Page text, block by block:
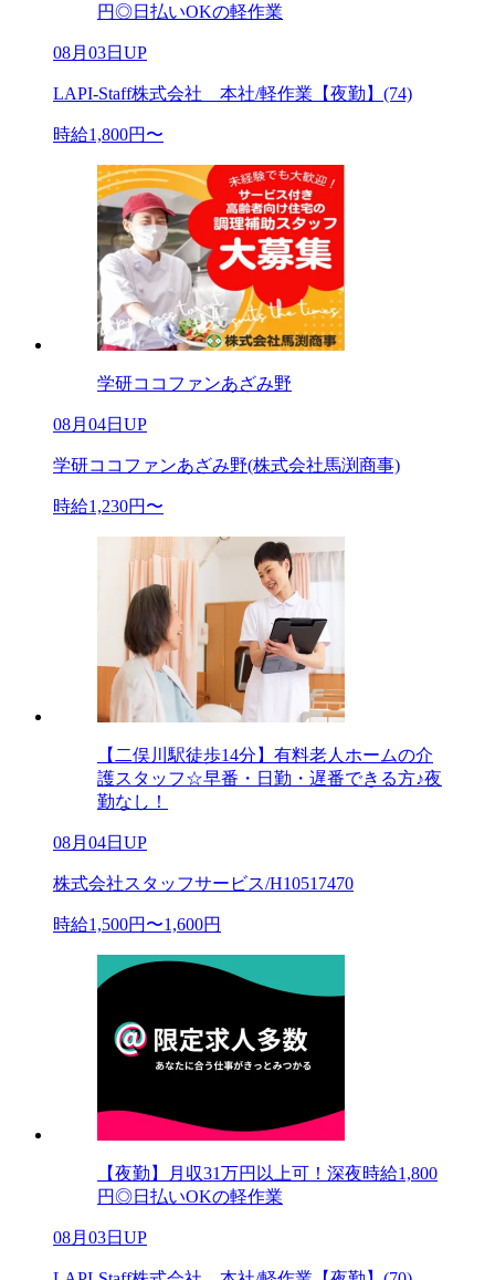
円◎日払いOKの軽作業
08月03日UP
LAPI-Staff株式会社 本社/軽作業【夜勤】(74)
時給1,800円〜
学研ココファンあざみ野
08月04日UP
学研ココファンあざみ野(株式会社馬渕商事)
時給1,230円〜
【二俣川駅徒歩14分】有料老人ホームの介
護スタッフ☆早番・日勤・遅番できる方♪夜
勤なし！
08月04日UP
株式会社スタッフサービス/H10517470
時給1,500円〜1,600円
【夜勤】月収31万円以上可！深夜時給1,800
円◎日払いOKの軽作業
08月03日UP